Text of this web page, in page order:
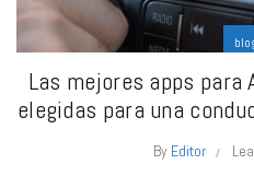
Las mejores apps para
elegidas para una
By Editor